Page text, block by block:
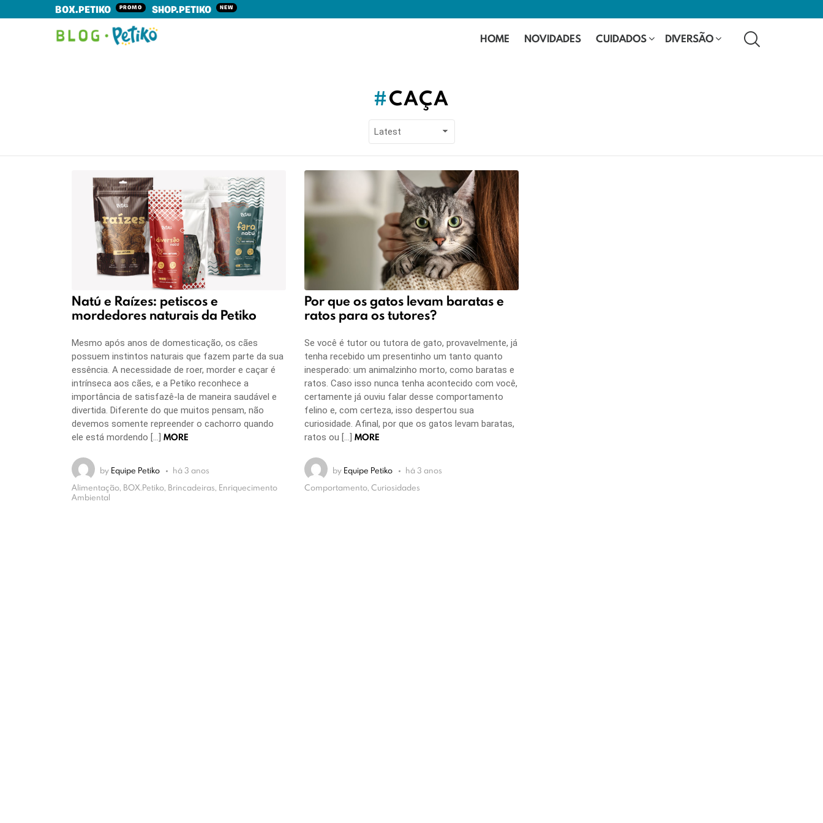
BOX.PETIKO PROMO SHOP.PETIKO NEW
HOME NOVIDADES CUIDADOS DIVERSÃO
CAÇA
LATEST
STORIES
Natú e Raízes: petiscos e
mordedores naturais da Petiko
Mesmo após anos de domesticação, os cães
possuem instintos naturais que fazem parte da sua
essência. A necessidade de roer, morder e caçar é
intrínseca aos cães, e a Petiko reconhece a
importância de satisfazê-la de maneira saudável e
divertida. Diferente do que muitos pensam, não
devemos somente repreender o cachorro quando
ele está mordendo […] MORE
by Equipe Petiko
há 3 anos
Alimentação, BOX.Petiko, Brincadeiras, Enriquecimento
Ambiental
Por que os gatos levam baratas e
ratos para os tutores?
Se você é tutor ou tutora de gato, provavelmente, já
tenha recebido um presentinho um tanto quanto
inesperado: um animalzinho morto, como baratas e
ratos. Caso isso nunca tenha acontecido com você,
certamente já ouviu falar desse comportamento
felino e, com certeza, isso despertou sua
curiosidade. Afinal, por que os gatos levam baratas,
ratos ou […] MORE
by Equipe Petiko
há 3 anos
Comportamento, Curiosidades